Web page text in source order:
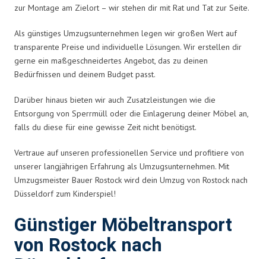
zur Montage am Zielort – wir stehen dir mit Rat und Tat zur Seite.
Als günstiges Umzugsunternehmen legen wir großen Wert auf
transparente Preise und individuelle Lösungen. Wir erstellen dir
gerne ein maßgeschneidertes Angebot, das zu deinen
Bedürfnissen und deinem Budget passt.
Darüber hinaus bieten wir auch Zusatzleistungen wie die
Entsorgung von Sperrmüll oder die Einlagerung deiner Möbel an,
falls du diese für eine gewisse Zeit nicht benötigst.
Vertraue auf unseren professionellen Service und profitiere von
unserer langjährigen Erfahrung als Umzugsunternehmen. Mit
Umzugsmeister Bauer Rostock wird dein Umzug von Rostock nach
Düsseldorf zum Kinderspiel!
Günstiger Möbeltransport
von Rostock nach